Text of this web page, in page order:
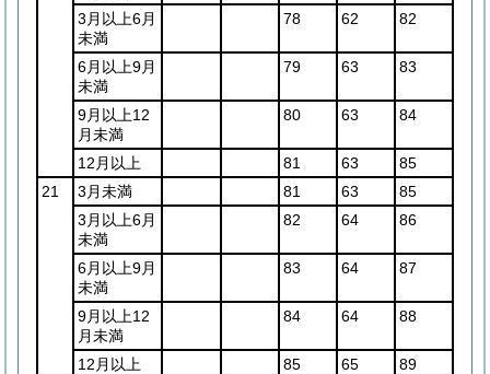
3月以上6月
未満
78 62 82
6月以上9月
未満
79 63 83
9月以上12
月未満
80 63 84
12月以上 81 63
85
21
3月未満 81 63
85
3月以上6月
未満
82 64 86
6月以上9月
未満
83 64 87
9月以上12
月未満
84 64 88
12月以上 85 65
89